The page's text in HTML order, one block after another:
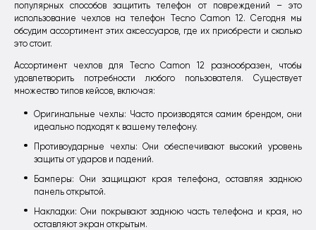
популярных способов защитить телефон от повреждений – это
использование чехлов на телефон Tecno Camon 12. Сегодня мы
обсудим ассортимент этих аксессуаров, где их приобрести и сколько
это стоит.
Ассортимент чехлов для Tecno Camon 12 разнообразен, чтобы
удовлетворить потребности любого пользователя. Существует
множество типов кейсов, включая:
Оригинальные чехлы: Часто производятся самим брендом, они
идеально подходят к вашему телефону.
Противоударные чехлы: Они обеспечивают высокий уровень
защиты от ударов и падений.
Бамперы: Они защищают края телефона, оставляя заднюю
панель открытой.
Накладки: Они покрывают заднюю часть телефона и края, но
оставляют экран открытым.